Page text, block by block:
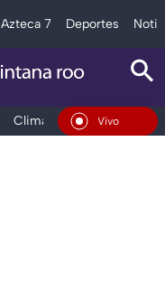
Azteca 7 Deportes
Clima Tráfico
En Vivo